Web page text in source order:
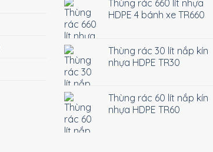
Thùng rác 660 lít nhựa
HDPE 4 bánh xe TR660
Thùng rác 30 lít nắp kín
nhựa HDPE TR30
Thùng rác 60 lít nắp kín
nhựa HDPE TR60